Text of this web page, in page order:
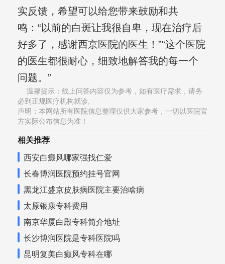
实反馈，希望可以给您带来鼓励和共
鸣：“以前的白斑让我很自卑，现在治疗后
好多了，感谢西京医院的医生！”“这个医院
的医生都很耐心，细致地解答我的每一个
问题。”
温馨提示：线上问答内容仅为参考，如有医疗需求，请务
必到正规医疗机构就诊,
声明：本网站所有医院信息整理仅供大家参考，一切以医院官
方实际公布信息为准！
相关推荐
西安白癜风哪家强找仁爱
长春博润医院预约挂号官网
黑龙江盛京皮肤病医院主要治啥病
太原银康专科费用
南京华厦白殿专科简介地址
长沙博润医院是专科医院吗
昆明复美白癫风专科在哪